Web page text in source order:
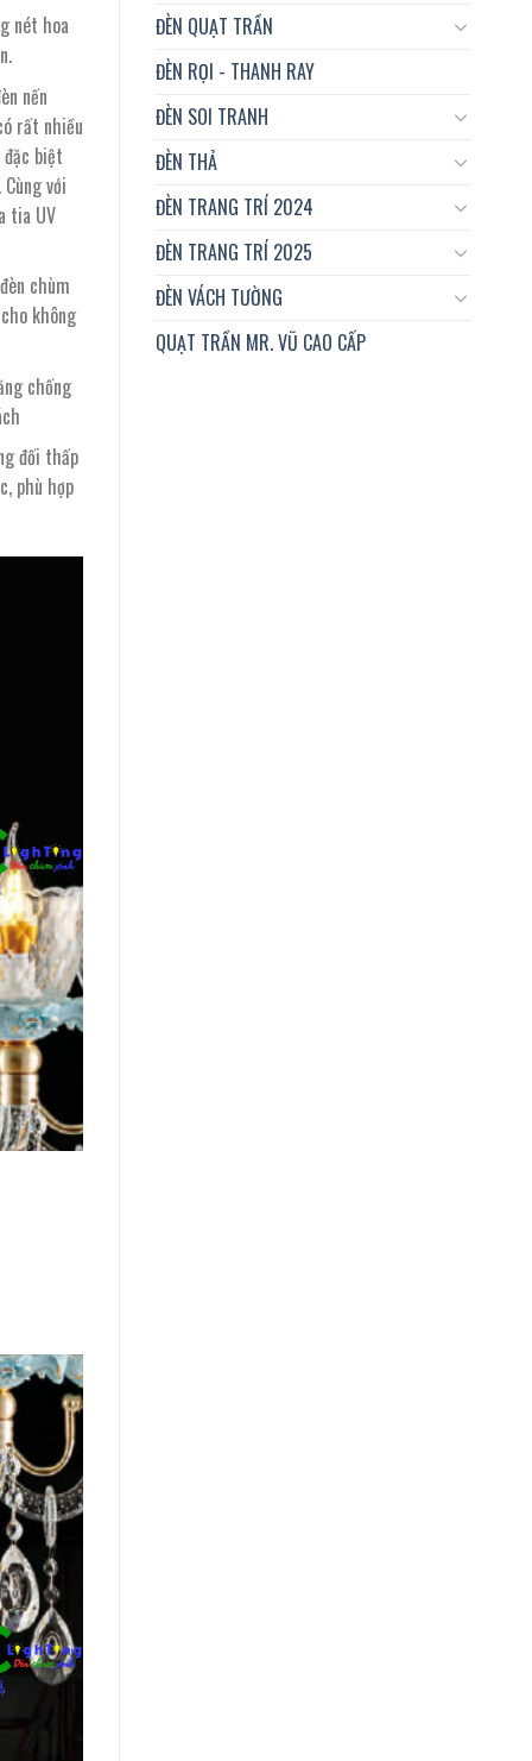
ĐÈN QUẠT TRẦN
ĐÈN RỌI - THANH RAY
ĐÈN SOI TRANH
ĐÈN THẢ
ĐÈN TRANG TRÍ 2024
ĐÈN TRANG TRÍ 2025
ĐÈN VÁCH TƯỜNG
QUẠT TRẦN MR. VŨ CAO CẤP
nét hoa
nến
rất nhiều
biệt
với
tia UV
chùm
không
chống
đối thấp
phù hợp